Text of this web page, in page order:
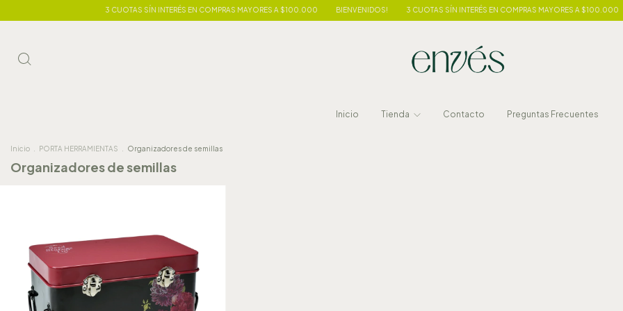
3 CUOTAS SÍN INTERÉS EN COMPRAS MAYORES A $100.000 BIENVENIDOS! 3 CUOTAS SÍN INTERÉS EN COMPRAS MAYORES A $100.000
Inicio Tienda Contacto Preguntas Frecuentes
Inicio PORTA HERRAMIENTAS Organizadores de semillas
Organizadores de semillas